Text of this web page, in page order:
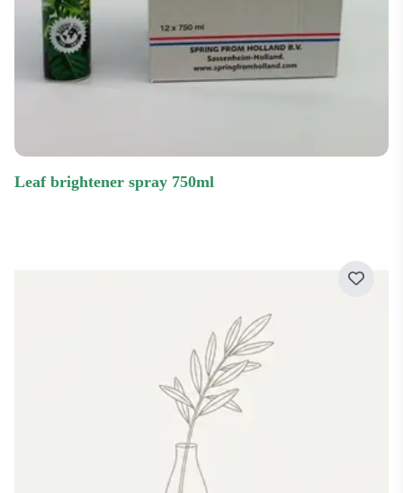
leaf brightener spray 750ml